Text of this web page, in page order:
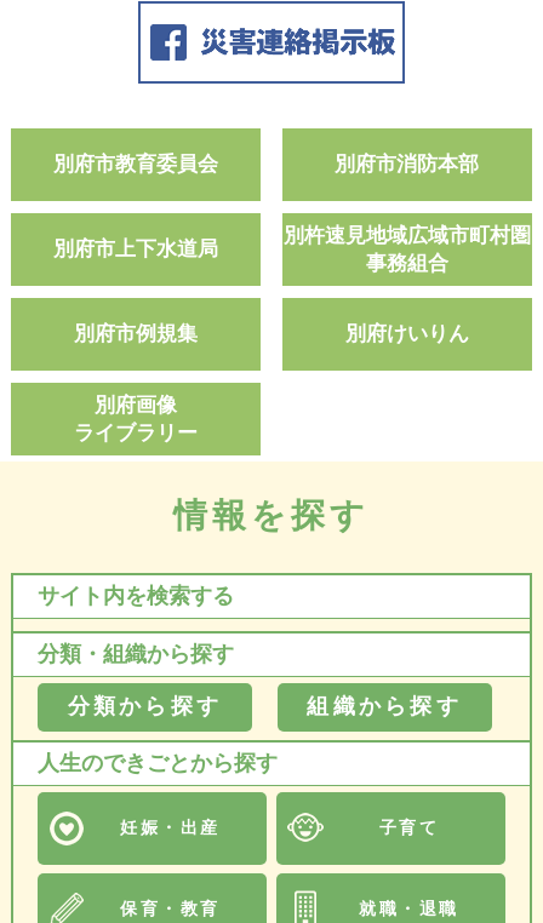
別府市教育委員会 別府市消防本部
別府市上下水道局
別杵速見地域広域市町村圏
事務組合
別府市例規集 別府けいりん
別府画像
ライブラリー
情報を探す
サイト内を検索する
分類・組織から探す
分類から探す 組織から探す
人生のできごとから探す
妊娠・出産 子育て
保育・教育 就職・退職